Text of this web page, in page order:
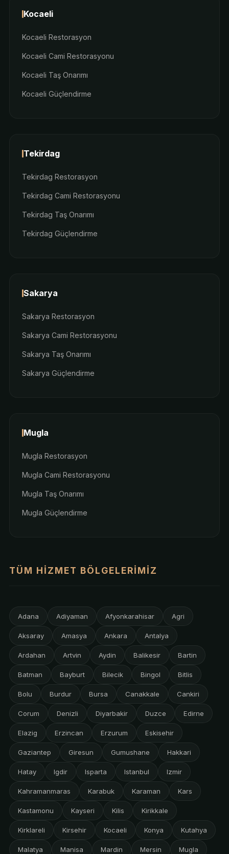
Kocaeli
Kocaeli Restorasyon
Kocaeli Cami Restorasyonu
Kocaeli Taş Onarımı
Kocaeli Güçlendirme
Tekirdag
Tekirdag Restorasyon
Tekirdag Cami Restorasyonu
Tekirdag Taş Onarımı
Tekirdag Güçlendirme
Sakarya
Sakarya Restorasyon
Sakarya Cami Restorasyonu
Sakarya Taş Onarımı
Sakarya Güçlendirme
Mugla
Mugla Restorasyon
Mugla Cami Restorasyonu
Mugla Taş Onarımı
Mugla Güçlendirme
TÜM HIZMET BÖLGELERIMIZ
Adana Adiyaman Afyonkarahisar Agri
Aksaray Amasya Ankara Antalya
Ardahan Artvin Aydin Balikesir Bartin
Batman Bayburt Bilecik Bingol Bitlis
Bolu Burdur Bursa Canakkale Cankiri
Corum Denizli Diyarbakir Duzce Edirne
Elazig Erzincan Erzurum Eskisehir
Gaziantep Giresun Gumushane Hakkari
Hatay Igdir Isparta Istanbul Izmir
Kahramanmaras Karabuk Karaman Kars
Kastamonu Kayseri Kilis Kirikkale
Kirklareli Kirsehir Kocaeli Konya Kutahya
Malatya Manisa Mardin Mersin Mugla